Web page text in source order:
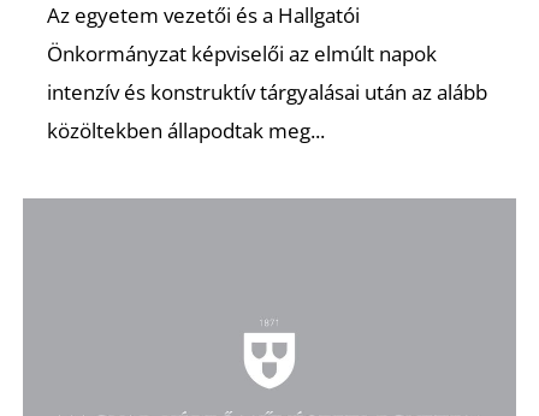
Az egyetem vezetői és a Hallgatói
Önkormányzat képviselői az elmúlt napok
intenzív és konstruktív tárgyalásai után az alább
közöltekben állapodtak meg...